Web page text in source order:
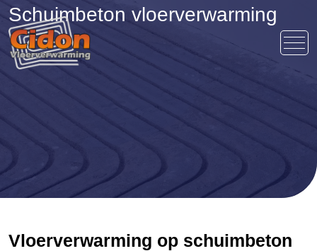
Schuimbeton vloerverwarming
Vloerverwarming op schuimbeton